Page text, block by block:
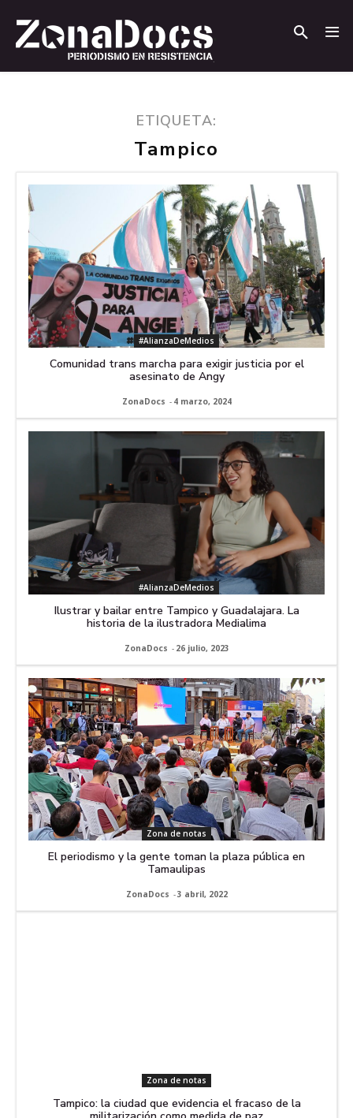
ETIQUETA:
Tampico
#AlianzaDeMedios
Comunidad trans marcha para exigir justicia por el
asesinato de Angy
ZonaDocs - 4 marzo, 2024
#AlianzaDeMedios
Ilustrar y bailar entre Tampico y Guadalajara. La
historia de la ilustradora Medialima
ZonaDocs - 26 julio, 2023
Zona de notas
El periodismo y la gente toman la plaza pública en
Tamaulipas
ZonaDocs -3 abril, 2022
Zona de notas
Tampico: la ciudad que evidencia el fracaso de la